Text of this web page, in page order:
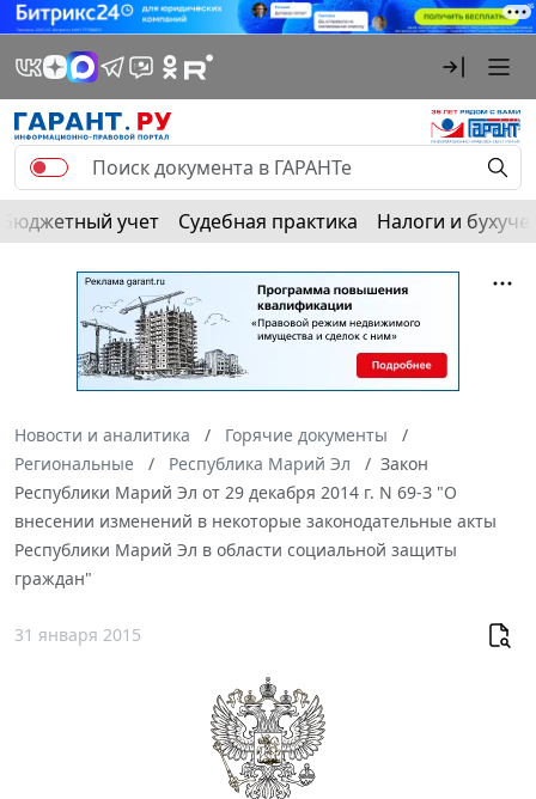
Бюджетный учет Судебная практика Налоги и
Новости и аналитика
Горячие документы
Региональные
Республика Марий Эл
Закон
Республики Марий Эл от 29 декабря 2014 г. N 69-З "О
внесении изменений в некоторые законодательные акты
Республики Марий Эл в области социальной защиты
граждан"
31 января 2015